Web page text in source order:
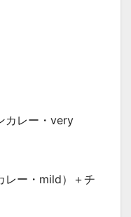
カレー・very
レー・mild）＋チ